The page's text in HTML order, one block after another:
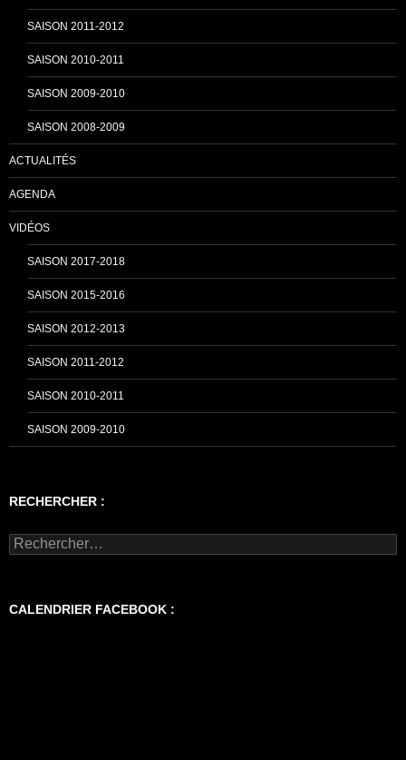
n
SAISON 2011-2012
SAISON 2010-2011
SAISON 2009-2010
SAISON 2008-2009
ACTUALITÉS
AGENDA
VIDÉOS
SAISON 2017-2018
SAISON 2015-2016
SAISON 2012-2013
SAISON 2011-2012
SAISON 2010-2011
SAISON 2009-2010
RECHERCHER :
Rechercher :
CALENDRIER FACEBOOK :